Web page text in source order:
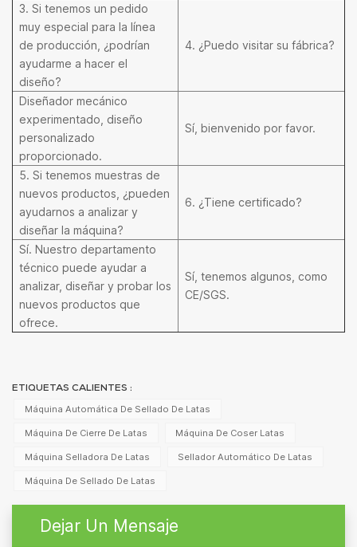
3. Si tenemos un pedido
muy especial para la línea
de producción, ¿podrían
ayudarme a hacer el
diseño?
4. ¿Puedo visitar su fábrica?
Diseñador mecánico
experimentado, diseño
personalizado
proporcionado.
Sí, bienvenido por favor.
5. Si tenemos muestras de
nuevos productos, ¿pueden
ayudarnos a analizar y
diseñar la máquina?
6. ¿Tiene certificado?
Sí. Nuestro departamento
técnico puede ayudar a
analizar, diseñar y probar los
nuevos productos que
ofrece.
Sí, tenemos algunos, como
CE/SGS.
ETIQUETAS CALIENTES :
Máquina Automática De Sellado De Latas
Máquina De Cierre De Latas Máquina De Coser Latas
Máquina Selladora De Latas Sellador Automático De Latas
Máquina De Sellado De Latas
Dejar Un Mensaje